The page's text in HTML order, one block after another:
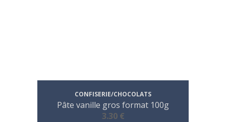
CONFISERIE/CHOCOLATS
Pâte vanille gros format 100g
3.30 €